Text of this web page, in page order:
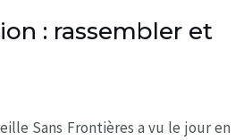
: rassembler et
Sans Frontières a vu le jour en